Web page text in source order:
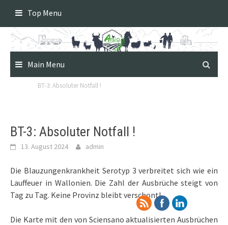
content
Top Menu
Main Menu
BT-3: Absoluter Notfall !
BT-3: Absoluter Notfall !
13. August 2024 admin
Die Blauzungenkrankheit Serotyp 3 verbreitet sich wie ein
Lauffeuer in Wallonien. Die Zahl der Ausbrüche steigt von
Tag zu Tag. Keine Provinz bleibt verschont!
Die Karte mit den von Sciensano aktualisierten Ausbrüchen